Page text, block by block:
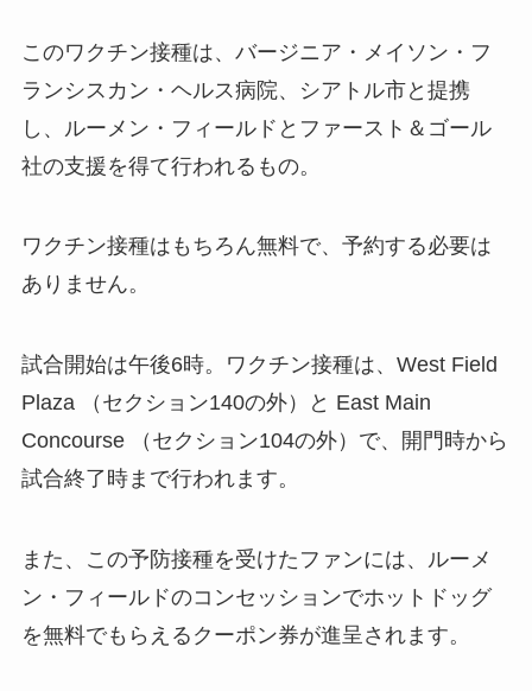
このワクチン接種は、バージニア・メイソン・フ
ランシスカン・ヘルス病院、シアトル市と提携
し、ルーメン・フィールドとファースト＆ゴール
社の支援を得て行われるもの。
ワクチン接種はもちろん無料で、予約する必要は
ありません。
試合開始は午後6時。ワクチン接種は、West Field
Plaza （セクション140の外）と East Main
Concourse （セクション104の外）で、開門時から
試合終了時まで行われます。
また、この予防接種を受けたファンには、ルーメ
ン・フィールドのコンセッションでホットドッグ
を無料でもらえるクーポン券が進呈されます。